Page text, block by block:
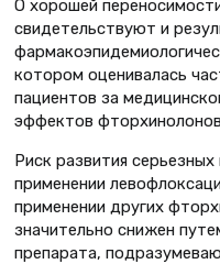
О хорошей
свидетельствуют и
котором оценивалась
пациентов за
эффектов
Риск развития
применении
применении других
значительно снижен
препарата,